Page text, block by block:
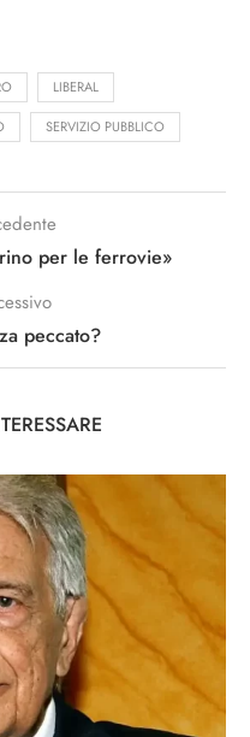
LIBERAL
SERVIZIO PUBBLICO
per le ferrovie»
peccato?